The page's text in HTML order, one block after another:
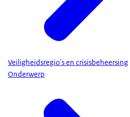
Veiligheidsregio's en crisisbeheersing
Onderwerp